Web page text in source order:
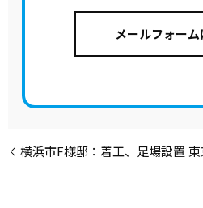
メールフォーム
横浜市F様邸：着工、足場設置